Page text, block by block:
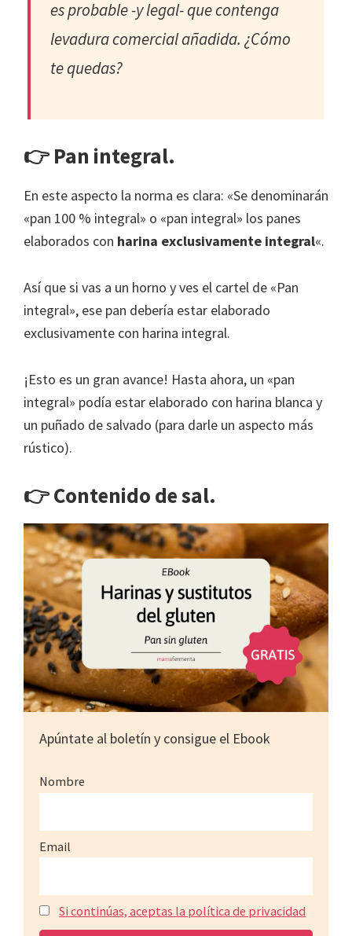
es probable -y legal- que contenga
levadura comercial añadida. ¿Cómo
te quedas?
👉 Pan integral.
En este aspecto la norma es clara: «Se denominarán
«pan 100 % integral» o «pan integral» los panes
elaborados con harina exclusivamente integral«.
Así que si vas a un horno y ves el cartel de «Pan
integral», ese pan debería estar elaborado
exclusivamente con harina integral.
¡Esto es un gran avance! Hasta ahora, un «pan
integral» podía estar elaborado con harina blanca y
un puñado de salvado (para darle un aspecto más
rústico).
👉 Contenido de sal.
Apúntate al boletín y consigue el Ebook
Nombre
Email
Si continúas, aceptas la política de privacidad